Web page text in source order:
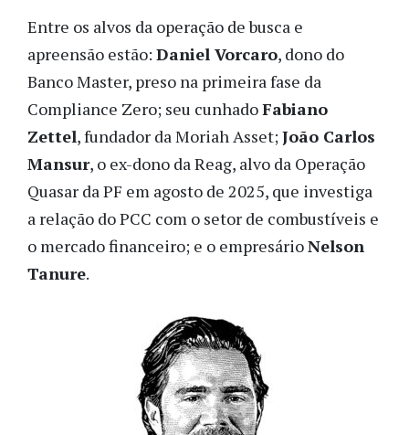
Entre os alvos da operação de busca e
apreensão estão: Daniel Vorcaro, dono do
Banco Master, preso na primeira fase da
Compliance Zero; seu cunhadoFabiano
Zettel, fundador da Moriah Asset;João Carlos
Mansur, o ex-dono da Reag, alvo da Operação
Quasar da PF em agosto de 2025, que investiga
a relação do PCC com o setor de combustíveis e
o mercado financeiro; e o empresárioNelson
Tanure.